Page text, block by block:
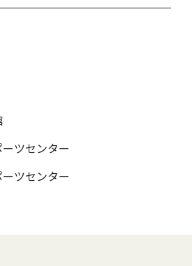
ツセンター
ツセンター